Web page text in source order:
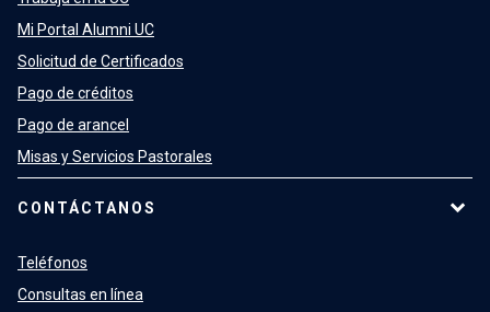
Mi Portal Alumni UC
Solicitud de Certificados
Pago de créditos
Pago de arancel
Misas y Servicios Pastorales
CONTÁCTANOS
Teléfonos
Consultas en línea